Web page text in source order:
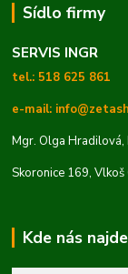
Sídlo firmy
SERVIS INGR
tel.: 518 625 861
e-mail:
Mgr. Olga Hradilová,
Skoronice 169,
Kde nás